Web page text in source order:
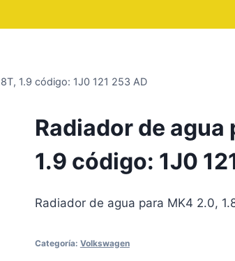
1.9 código: 1J0 121 253 AD
Radiador de agua
1.9 código: 1J0
Radiador de agua para MK4 2.0,
Categoría: Volkswagen